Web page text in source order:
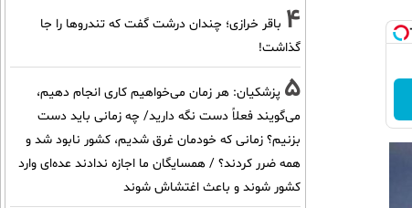
4 باقر خرازی؛ چندان درشت گفت که تندروها را جا
گذاشت!
5 پزشکیان: هر زمان می‌خواهیم کاری انجام دهیم،
می‌گویند فعلاً دست نگه دارید/ چه زمانی باید دست
بزنیم؟ زمانی که خودمان غرق شدیم، کشور نابود شد و
همه ضرر کردند؟ / همسایگان ما اجازه ندادند عده‌ای وارد
کشور شوند و باعث اغتشاش شوند